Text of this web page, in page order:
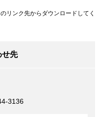
リンク先からダウンロードしてく
せ先
3136